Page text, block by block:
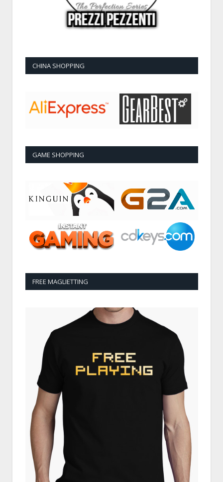
CHINA SHOPPING
GAME SHOPPING
FREE MAGLIETTING